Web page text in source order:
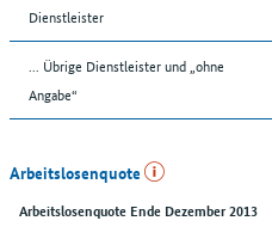
Dienstleister
... Übrige Dienstleister und „ohne
Angabe“
Arbeitslosenquote
Arbeitslosenquote Ende Dezember 2013